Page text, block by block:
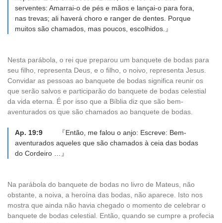
serventes: Amarrai-o de pés e mãos e lançai-o para fora,
nas trevas; ali haverá choro e ranger de dentes. Porque
muitos são chamados, mas poucos, escolhidos.』
Nesta parábola, o rei que preparou um banquete de bodas para
seu filho, representa Deus, e o filho, o noivo, representa Jesus.
Convidar as pessoas ao banquete de bodas significa reunir os
que serão salvos e participarão do banquete de bodas celestial
da vida eterna. É por isso que a Bíblia diz que são bem-
aventurados os que são chamados ao banquete de bodas.
Ap. 19:9
『Então, me falou o anjo: Escreve: Bem-
aventurados aqueles que são chamados à ceia das bodas
do Cordeiro …』
Na parábola do banquete de bodas no livro de Mateus, não
obstante, a noiva, a heroína das bodas, não aparece. Isto nos
mostra que ainda não havia chegado o momento de celebrar o
banquete de bodas celestial. Então, quando se cumpre a profecia